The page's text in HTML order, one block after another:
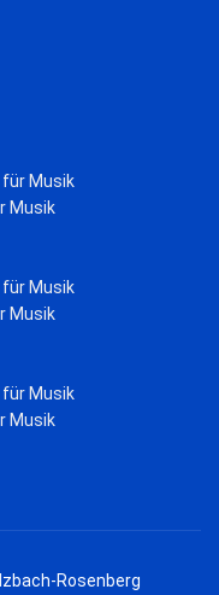
Musik
Musik
Musik
Rosenberg